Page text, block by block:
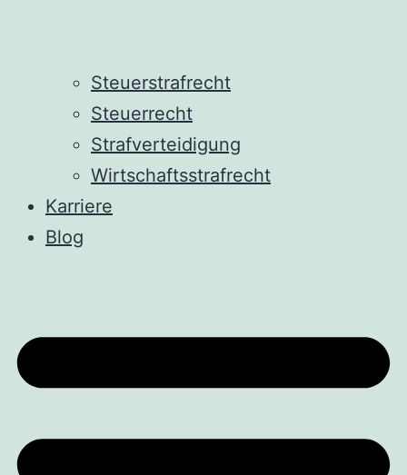
Steuerstrafrecht
Steuerrecht
Strafverteidigung
Wirtschaftsstrafrecht
Karriere
Blog